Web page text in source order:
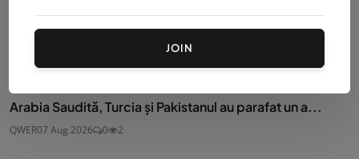
Arabia Saudită, Turcia și Pakistanul au parafat un a...
QWER07 Aug 2026 0 2
JOIN